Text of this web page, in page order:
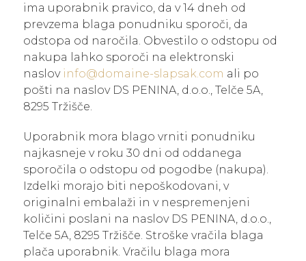
ima uporabnik pravico, da v 14 dneh od
prevzema blaga ponudniku sporoči, da
odstopa od naročila. Obvestilo o odstopu od
nakupa lahko sporoči na elektronski
naslov info@domaine-slapsak.com ali po
pošti na naslov DS PENINA, d.o.o., Telče 5A,
8295 Tržišče.
Uporabnik mora blago vrniti ponudniku
najkasneje v roku 30 dni od oddanega
sporočila o odstopu od pogodbe (nakupa).
Izdelki morajo biti nepoškodovani, v
originalni embalaži in v nespremenjeni
količini poslani na naslov DS PENINA, d.o.o.,
Telče 5A, 8295 Tržišče. Stroške vračila blaga
plača uporabnik. Vračilu blaga mora